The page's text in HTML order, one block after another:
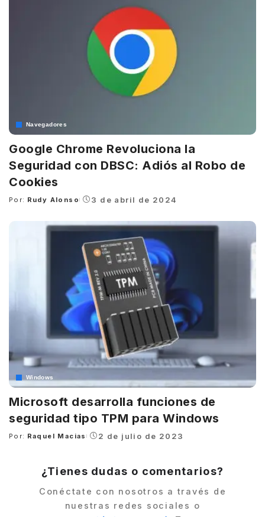
Navegadores
Google Chrome Revoluciona la
Seguridad con DBSC: Adiós al Robo de
Cookies
Posted
Por: Rudy Alonso 3 de abril de 2024
Windows
Microsoft desarrolla funciones de
seguridad tipo TPM para Windows
Posted
Por: Raquel Macias 2 de julio de 2023
¿Tienes dudas o comentarios?
Conéctate con nosotros a través de
nuestras redes sociales o